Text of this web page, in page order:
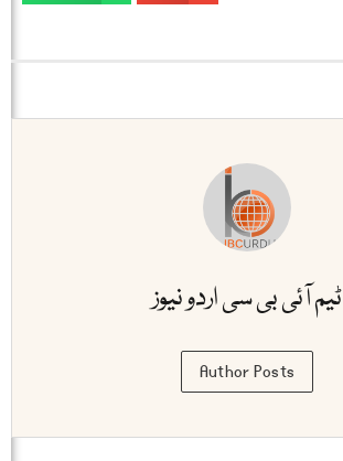
ٹیم آئی بی سی اردو نیوز
Author Posts